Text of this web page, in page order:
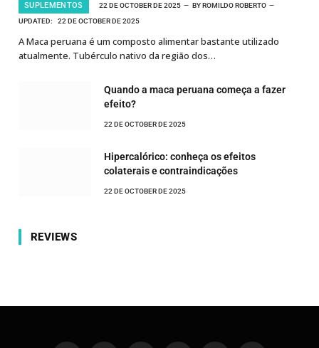
SUPLEMENTOS 22 DE OCTOBER DE 2025 BY ROMILDO ROBERTO
UPDATED:
22 DE OCTOBER DE 2025
A Maca peruana é um composto alimentar bastante utilizado
atualmente. Tubérculo nativo da região dos…
Quando a maca peruana começa a fazer
efeito?
22 DE OCTOBER DE 2025
Hipercalórico: conheça os efeitos
colaterais e contraindicações
22 DE OCTOBER DE 2025
REVIEWS